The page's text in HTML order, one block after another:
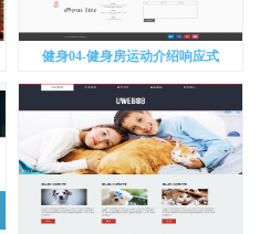
健身04-健身房运动介绍响应式